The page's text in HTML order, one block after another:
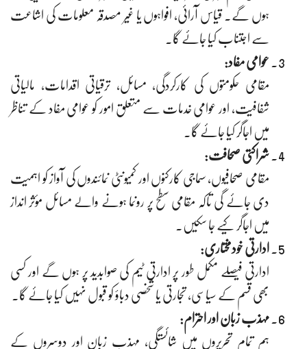
ہوں گے۔ قیاس آرائی، افواہوں یا غیر مصدقہ معلومات کی اشاعت
سے اجتناب کیا جائے گا۔
عوامی مفاد:
مقامی حکومتوں کی کارکردگی، مسائل، ترقیاتی اقدامات، مالیاتی
شفافیت، اور عوامی خدمات سے متعلق امور کو عوامی مفاد کے تناظر
میں اجاگر کیا جائے گا۔
شراکتی صحافت:
مقامی صحافیوں، سماجی کارکنوں اور کمیونٹی نمائندوں کی آواز کو اہمیت
دی جائے گی تاکہ مقامی سطح پر رونما ہونے والے مسائل مؤثر انداز
میں اجاگر کیے جا سکیں۔
ادارتی خودمختاری:
ادارتی فیصلے مکمل طور پر ادارتی ٹیم کی صوابدید پر ہوں گے اور کسی
بھی قسم کے سیاسی، تجارتی یا شخصی دباؤ کو قبول نہیں کیا جائے گا۔
مہذب زبان اور احترام:
ہم تمام تحریروں میں شائستگی، مہذب زبان اور دوسروں کے